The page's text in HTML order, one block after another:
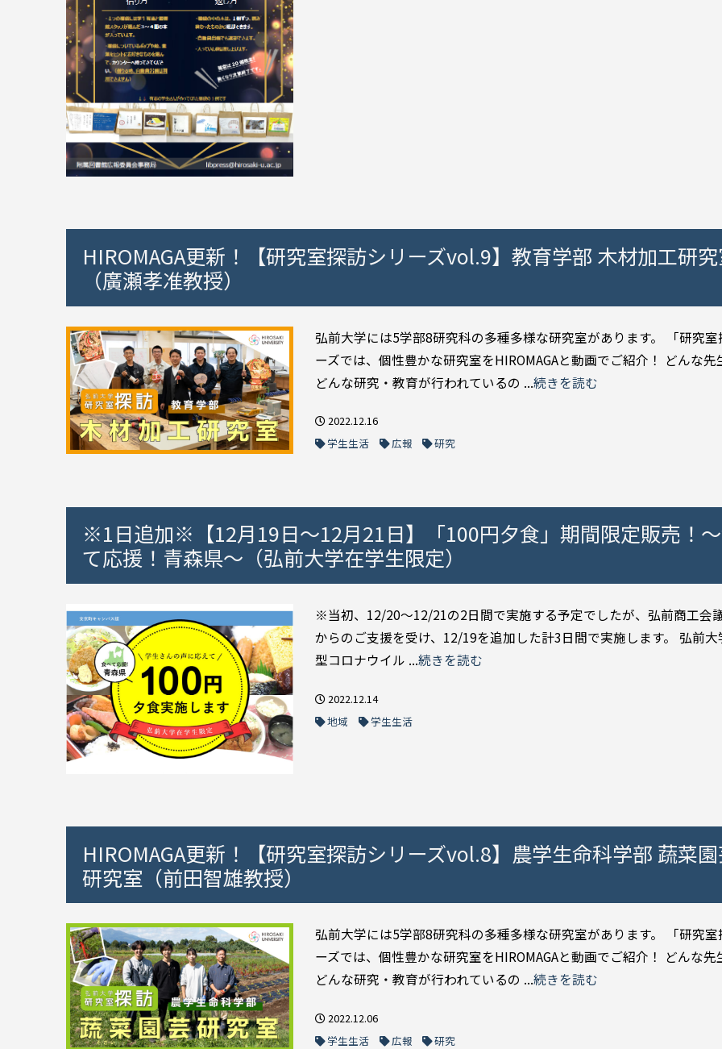
HIROMAGA更新！【研究室探訪シリーズvol.9】教育学部 木材加工研
（廣瀬孝准教授）
弘前大学には5学部8研究科の多種多様な研究室があります。 「研究
ーズでは、個性豊かな研究室をHIROMAGAと動画でご紹介！ どんな先
どんな研究・教育が行われているの ...続きを読む
2022.12.16
学生生活
広報 研究
※1日追加※【12月19日～12月21日】「100円夕食」期間限定販売！
て応援！青森県～（弘前大学在学生限定）
※当初、12/20～12/21の2日間で実施する予定でしたが、弘前商工会
からのご支援を受け、12/19を追加した計3日間で実施します。 弘前
型コロナウイル ...続きを読む
2022.12.14
地域
学生生活
HIROMAGA更新！【研究室探訪シリーズvol.8】農学生命科学部 蔬菜
研究室（前田智雄教授）
弘前大学には5学部8研究科の多種多様な研究室があります。 「研究
ーズでは、個性豊かな研究室をHIROMAGAと動画でご紹介！ どんな先
どんな研究・教育が行われているの ...続きを読む
2022.12.06
学生生活
広報 研究